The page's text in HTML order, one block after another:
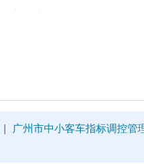
|
广州市中小客车指标调控管